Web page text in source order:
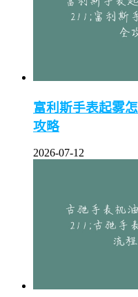
富利斯手表起雾
攻略
2026-07-12